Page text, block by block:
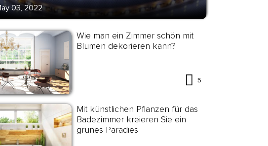
03, 2022
Wie man ein Zimmer schön mit
Blumen dekorieren kann?
5
Mit künstlichen Pflanzen für das
Badezimmer kreieren Sie ein
grünes Paradies